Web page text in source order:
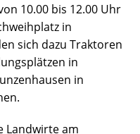
10.00 bis 12.00 Uhr
in
sich dazu Traktoren
in
in
Landwirte am